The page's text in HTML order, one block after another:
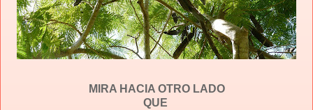
MIRA HACIA OTRO LADO
QUE